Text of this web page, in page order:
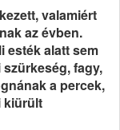
valamiért
az évben.
esték alatt sem
fagy,
a percek,
kiürült